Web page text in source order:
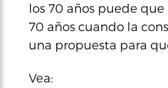
los 70 años puede
70 años cuando la
una propuesta para
Vea: